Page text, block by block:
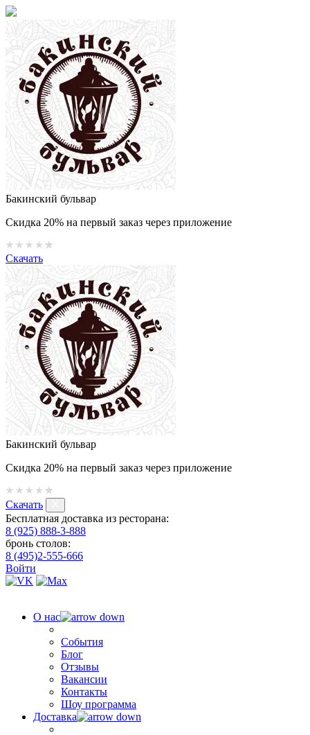
Бакинский бульвар
Скидка 20% на первый заказ через приложение
Скачать
Бакинский бульвар
Скидка 20% на первый заказ через приложение
Скачать
Бесплатная доставка из ресторана:
8 (925) 888-3-888
бронь столов:
8 (495)2-555-666
Войти
О нас
События
Блог
Отзывы
Вакансии
Контакты
Шоу программа
Доставка